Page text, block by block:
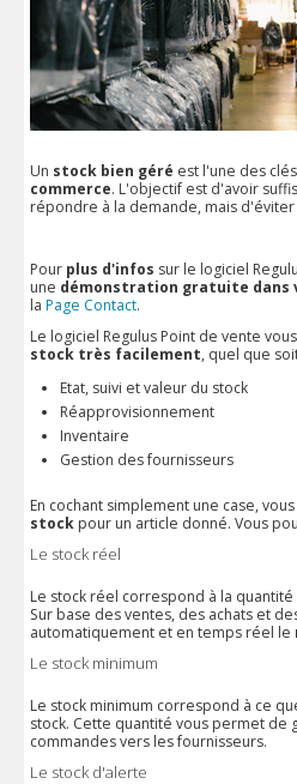
Un stock bien géré est l'une des
commerce. L'objectif est d'avoir
répondre à la demande, mais
Pour plus d'infos sur le logiciel
une démonstration gratuite dans
la Page Contact.
Le logiciel Regulus Point de vente
stock très facilement, quel que
Etat, suivi et valeur du stock
Réapprovisionnement
Inventaire
Gestion des fournisseurs
En cochant simplement une case,
stock pour un article donné. Vous
Le stock réel
Le stock réel correspond à la
Sur base des ventes, des achats et
automatiquement et en temps réel le
Le stock minimum
Le stock minimum correspond à ce
stock. Cette quantité vous permet
commandes vers les fournisseurs.
Le stock d'alerte